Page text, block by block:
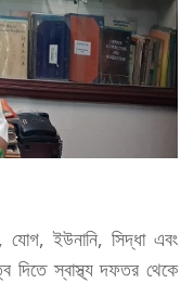
ইউনানি, সিদ্ধা এবং
দিতে স্বাস্থ্য দফতর থেকে